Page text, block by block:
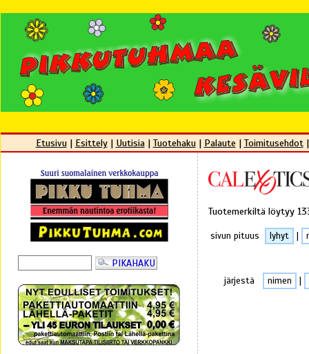
Etusivu| Esittely| Uutisia| Tuotehaku| Palaute | Toimitusehdot
Tuotemerkiltä löytyy
sivun pituus lyhyt
järjestä nimen